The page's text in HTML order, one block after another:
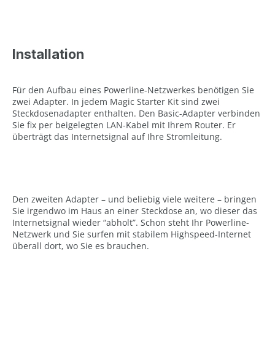
Installation
Für den Aufbau eines Powerline-Netzwerkes benötigen Sie
zwei Adapter. In jedem Magic Starter Kit sind zwei
Steckdosenadapter enthalten. Den Basic-Adapter verbinden
Sie fix per beigelegten LAN-Kabel mit Ihrem Router. Er
überträgt das Internetsignal auf Ihre Stromleitung.
Den zweiten Adapter – und beliebig viele weitere – bringen
Sie irgendwo im Haus an einer Steckdose an, wo dieser das
Internetsignal wieder “abholt”. Schon steht Ihr Powerline-
Netzwerk und Sie surfen mit stabilem Highspeed-Internet
überall dort, wo Sie es brauchen.